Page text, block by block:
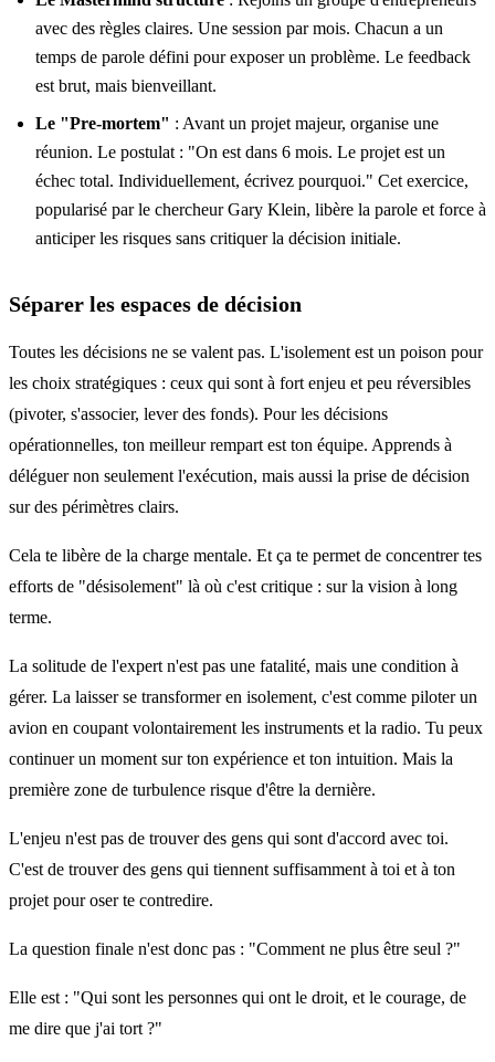
avec des règles claires. Une session par mois. Chacun a un
temps de parole défini pour exposer un problème. Le feedback
est brut, mais bienveillant.
Le "Pre-mortem" : Avant un projet majeur, organise une
réunion. Le postulat : "On est dans 6 mois. Le projet est un
échec total. Individuellement, écrivez pourquoi." Cet exercice,
popularisé par le chercheur Gary Klein, libère la parole et force à
anticiper les risques sans critiquer la décision initiale.
Séparer les espaces de décision
Toutes les décisions ne se valent pas. L'isolement est un poison pour
les choix stratégiques : ceux qui sont à fort enjeu et peu réversibles
(pivoter, s'associer, lever des fonds). Pour les décisions
opérationnelles, ton meilleur rempart est ton équipe. Apprends à
déléguer non seulement l'exécution, mais aussi la prise de décision
sur des périmètres clairs.
Cela te libère de la charge mentale. Et ça te permet de concentrer tes
efforts de "désisolement" là où c'est critique : sur la vision à long
terme.
La solitude de l'expert n'est pas une fatalité, mais une condition à
gérer. La laisser se transformer en isolement, c'est comme piloter un
avion en coupant volontairement les instruments et la radio. Tu peux
continuer un moment sur ton expérience et ton intuition. Mais la
première zone de turbulence risque d'être la dernière.
L'enjeu n'est pas de trouver des gens qui sont d'accord avec toi.
C'est de trouver des gens qui tiennent suffisamment à toi et à ton
projet pour oser te contredire.
La question finale n'est donc pas : "Comment ne plus être seul ?"
Elle est : "Qui sont les personnes qui ont le droit, et le courage, de
me dire que j'ai tort ?"